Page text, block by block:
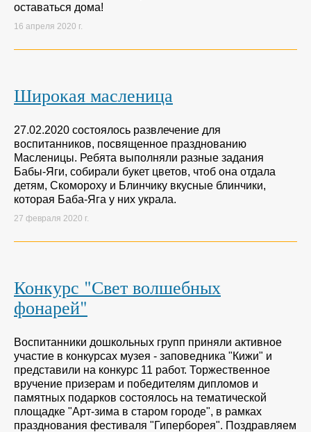
оставаться дома!
16 апреля 2020 г.
Широкая масленица
27.02.2020 состоялось развлечение для
воспитанников, посвященное празднованию
Масленицы. Ребята выполняли разные задания
Бабы-Яги, собирали букет цветов, чтоб она отдала
детям, Скомороху и Блинчику вкусные блинчики,
которая Баба-Яга у них украла.
27 февраля 2020 г.
Конкурс "Свет волшебных
фонарей"
Воспитанники дошкольных групп приняли активное
участие в конкурсах музея - заповедника "Кижи" и
представили на конкурс 11 работ. Торжественное
вручение призерам и победителям дипломов и
памятных подарков состоялось на тематической
площадке "Арт-зима в старом городе", в рамках
празднования фестиваля "Гиперборея". Поздравляем